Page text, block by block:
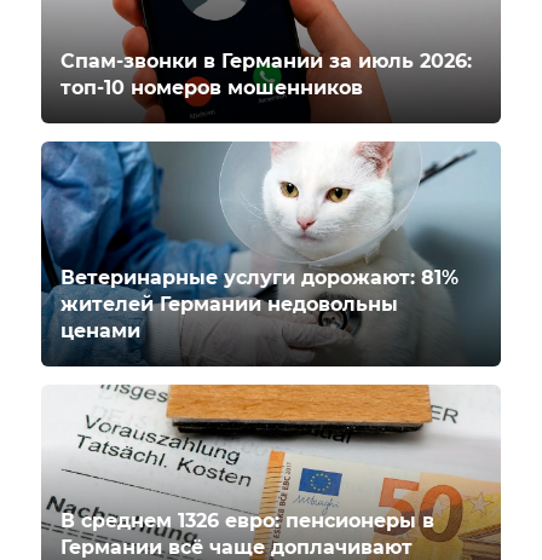
Спам-звонки в Германии за июль 2026:
топ-10 номеров мошенников
Ветеринарные услуги дорожают: 81%
жителей Германии недовольны
ценами
В среднем 1326 евро: пенсионеры в
Германии всё чаще доплачивают